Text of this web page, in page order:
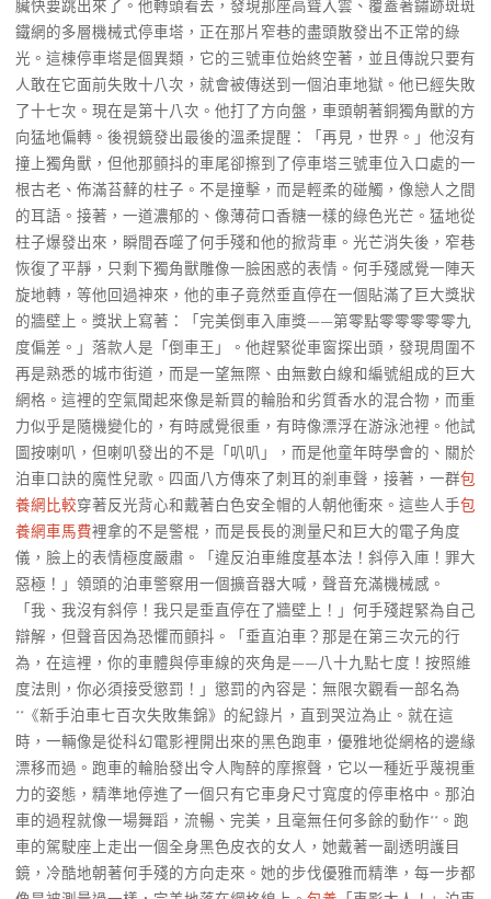
臟快要跳出來了。他轉頭看去，發現那座高聳入雲、覆蓋著鏽跡斑斑
鐵網的多層機械式停車塔，正在那片窄巷的盡頭散發出不正常的綠
光。這棟停車塔是個異類，它的三號車位始終空著，並且傳說只要有
人敢在它面前失敗十八次，就會被傳送到一個泊車地獄。他已經失敗
了十七次。現在是第十八次。他打了方向盤，車頭朝著銅獨角獸的方
向猛地偏轉。後視鏡發出最後的溫柔提醒：「再見，世界。」他沒有
撞上獨角獸，但他那顫抖的車尾卻擦到了停車塔三號車位入口處的一
根古老、佈滿苔蘚的柱子。不是撞擊，而是輕柔的碰觸，像戀人之間
的耳語。接著，一道濃郁的、像薄荷口香糖一樣的綠色光芒。猛地從
柱子爆發出來，瞬間吞噬了何手殘和他的掀背車。光芒消失後，窄巷
恢復了平靜，只剩下獨角獸雕像一臉困惑的表情。何手殘感覺一陣天
旋地轉，等他回過神來，他的車子竟然垂直停在一個貼滿了巨大獎狀
的牆壁上。獎狀上寫著：「完美倒車入庫獎——第零點零零零零零九
度偏差。」落款人是「倒車王」。他趕緊從車窗探出頭，發現周圍不
再是熟悉的城市街道，而是一望無際、由無數白線和編號組成的巨大
網格。這裡的空氣聞起來像是新買的輪胎和劣質香水的混合物，而重
力似乎是隨機變化的，有時感覺很重，有時像漂浮在游泳池裡。他試
圖按喇叭，但喇叭發出的不是「叭叭」，而是他童年時學會的、關於
泊車口訣的魔性兒歌。四面八方傳來了刺耳的剎車聲，接著，一群包
養網比較穿著反光背心和戴著白色安全帽的人朝他衝來。這些人手包
養網車馬費裡拿的不是警棍，而是長長的測量尺和巨大的電子角度
儀，臉上的表情極度嚴肅。「違反泊車維度基本法！斜停入庫！罪大
惡極！」領頭的泊車警察用一個擴音器大喊，聲音充滿機械感。
「我、我沒有斜停！我只是垂直停在了牆壁上！」何手殘趕緊為自己
辯解，但聲音因為恐懼而顫抖。「垂直泊車？那是在第三次元的行
為，在這裡，你的車體與停車線的夾角是——八十九點七度！按照維
度法則，你必須接受懲罰！」懲罰的內容是：無限次觀看一部名為
**《新手泊車七百次失敗集錦》的紀錄片，直到哭泣為止。就在這
時，一輛像是從科幻電影裡開出來的黑色跑車，優雅地從網格的邊緣
漂移而過。跑車的輪胎發出令人陶醉的摩擦聲，它以一種近乎蔑視重
力的姿態，精準地停進了一個只有它車身尺寸寬度的停車格中。那泊
車的過程就像一場舞蹈，流暢、完美，且毫無任何多餘的動作**。跑
車的駕駛座上走出一個全身黑色皮衣的女人，她戴著一副透明護目
鏡，冷酷地朝著何手殘的方向走來。她的步伐優雅而精準，每一步都